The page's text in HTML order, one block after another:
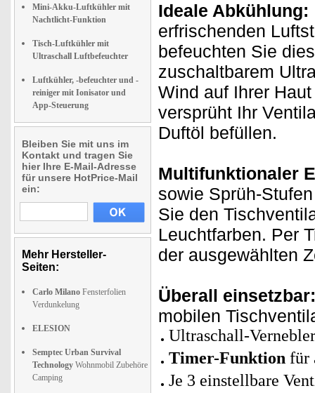
Mini-Akku-Luftkühler mit
Nachtlicht-Funktion
Tisch-Luftkühler mit
Ultraschall Luftbefeuchter
Luftkühler, -befeuchter und -
reiniger mit Ionisator und
App-Steuerung
Bleiben Sie mit uns im
Kontakt und tragen Sie
hier Ihre E-Mail-Adresse
für unsere HotPrice-Mail
ein:
Mehr Hersteller-
Seiten:
Carlo Milano Fensterfolien
Verdunkelung
ELESION
Semptec Urban Survival
Technology Wohnmobil Zubehöre
Camping
Ideale Abkühlung:
erfrischenden
befeuchten Sie
zuschaltbarem
Wind auf Ihrer
versprüht Ihr
Duftöl befüllen.
Multifunktionaler
sowie Sprüh-
Sie den
Leuchtfarben. Per
der ausgewählten
Überall einsetzbar:
mobilen
Ultraschall-
Timer-Funktion für
Je 3 einstellbare